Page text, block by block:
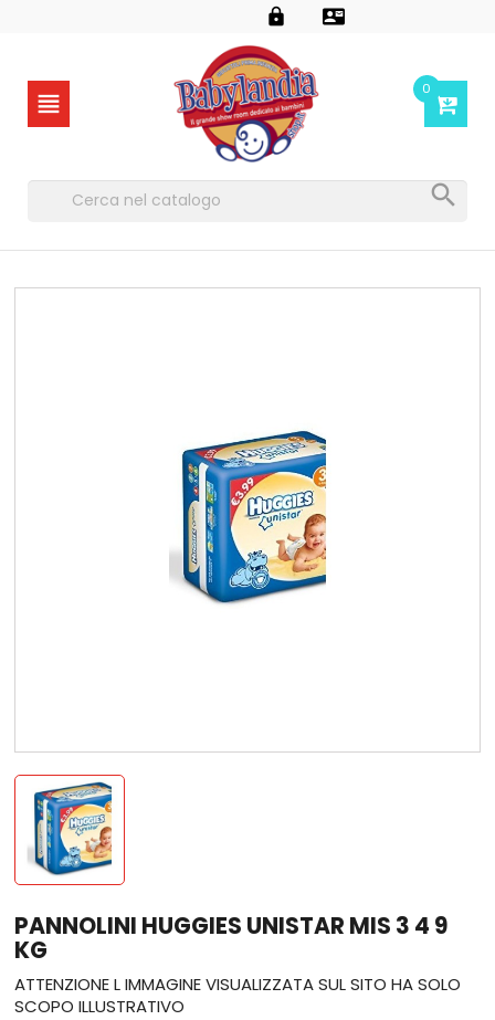
 
 0

PANNOLINI HUGGIES UNISTAR MIS 3 4 9
KG
ATTENZIONE L IMMAGINE VISUALIZZATA SUL SITO HA SOLO
SCOPO ILLUSTRATIVO